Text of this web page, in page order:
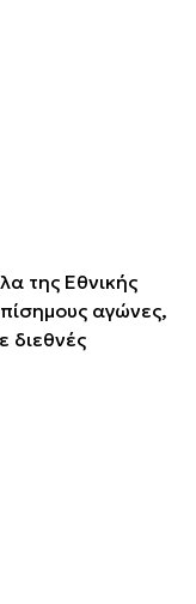
της Εθνικής
αγώνες,
διεθνές